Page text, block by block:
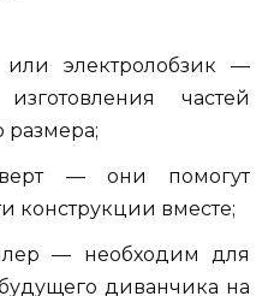
электролобзик —
частей
размера;
— они помогут
конструкции вместе;
— необходим для
диванчика на